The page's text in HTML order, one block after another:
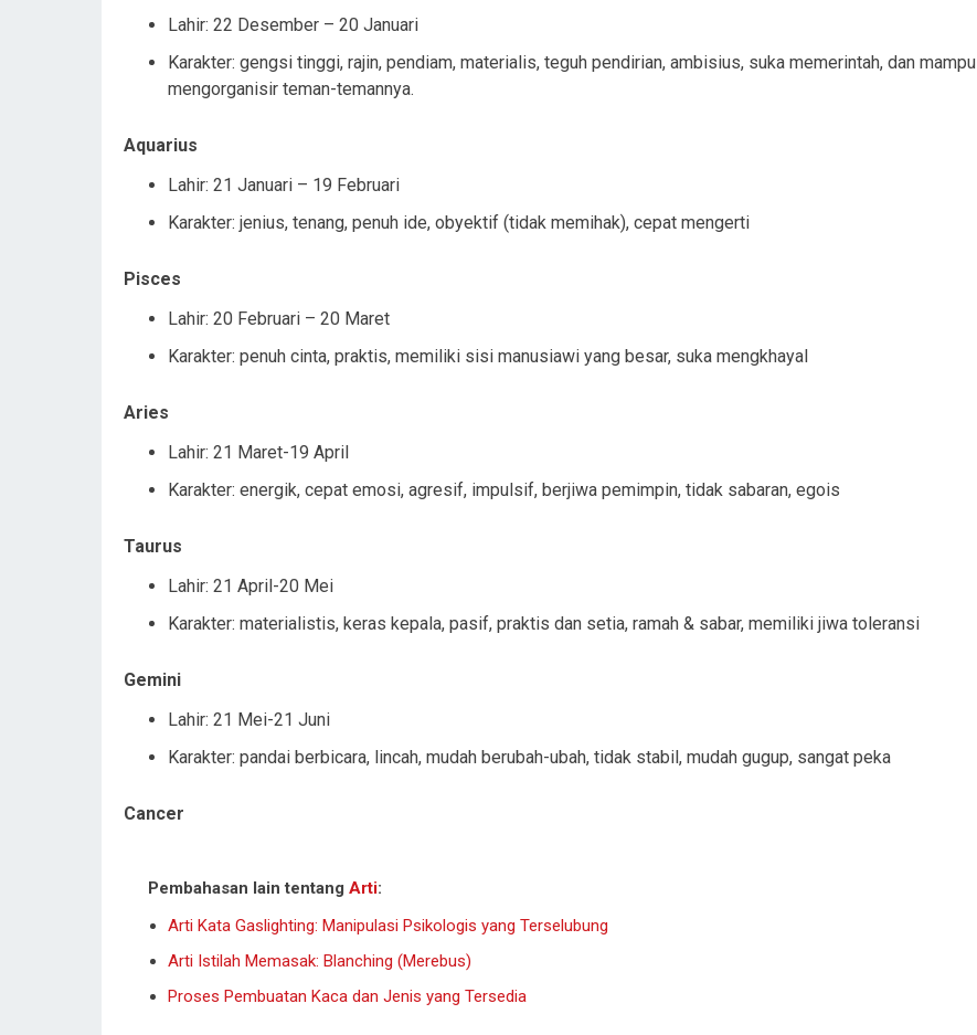
Lahir: 22 Desember – 20 Januari
Karakter: gengsi tinggi, rajin, pendiam, materialis, teguh pendirian, ambisius, suka memerintah, dan mampu
mengorganisir teman-temannya.
Aquarius
Lahir: 21 Januari – 19 Februari
Karakter: jenius, tenang, penuh ide, obyektif (tidak memihak), cepat mengerti
Pisces
Lahir: 20 Februari – 20 Maret
Karakter: penuh cinta, praktis, memiliki sisi manusiawi yang besar, suka mengkhayal
Aries
Lahir: 21 Maret-19 April
Karakter: energik, cepat emosi, agresif, impulsif, berjiwa pemimpin, tidak sabaran, egois
Taurus
Lahir: 21 April-20 Mei
Karakter: materialistis, keras kepala, pasif, praktis dan setia, ramah & sabar, memiliki jiwa toleransi
Gemini
Lahir: 21 Mei-21 Juni
Karakter: pandai berbicara, lincah, mudah berubah-ubah, tidak stabil, mudah gugup, sangat peka
Cancer
Pembahasan lain tentang Arti:
Arti Kata Gaslighting: Manipulasi Psikologis yang Terselubung
Arti Istilah Memasak: Blanching (Merebus)
Proses Pembuatan Kaca dan Jenis yang Tersedia